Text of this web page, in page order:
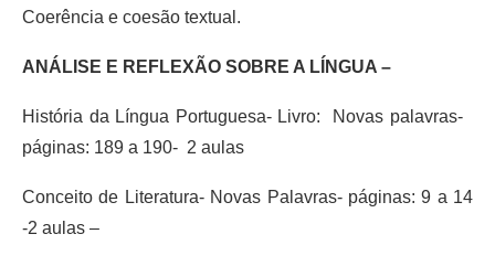
Coerência e coesão textual.
ANÁLISE E REFLEXÃO SOBRE A LÍNGUA –
História da Língua Portuguesa- Livro: Novas palavras-
páginas: 189 a 190- 2 aulas
Conceito de Literatura- Novas Palavras- páginas: 9 a 14
-2 aulas –